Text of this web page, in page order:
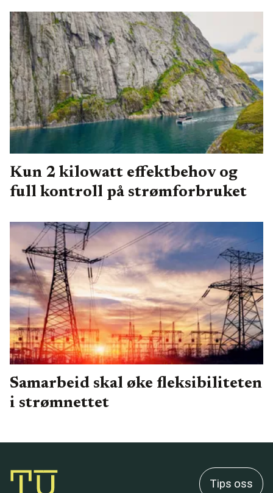
Kun 2 kilowatt effektbehov og
full kontroll på strømforbruket
Samarbeid skal øke fleksibiliteten
i strømnettet
Tips oss